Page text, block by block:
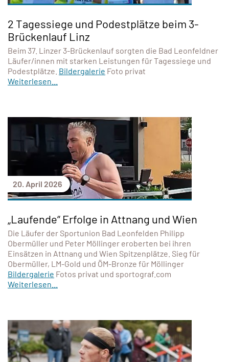
2 Tagessiege und Podestplätze beim 3-
Brückenlauf Linz
Beim 37. Linzer 3-Brückenlauf sorgten die Bad Leonfeldner
Läufer/innen mit starken Leistungen für Tagessiege und
Podestplätze. Bildergalerie Foto privat
Weiterlesen...
20. April 2026
„Laufende“ Erfolge in Attnang und Wien
Die Läufer der Sportunion Bad Leonfelden Philipp
Obermüller und Peter Möllinger eroberten bei ihren
Einsätzen in Attnang und Wien Spitzenplätze. Sieg für
Obermüller, LM-Gold und ÖM-Bronze für Möllinger
Bildergalerie Fotos privat und sportograf.com
Weiterlesen...